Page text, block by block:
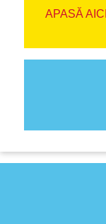
APASĂ